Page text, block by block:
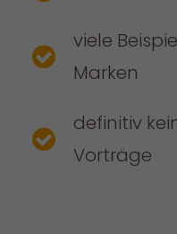
viele
Marken
definitiv
Vorträge